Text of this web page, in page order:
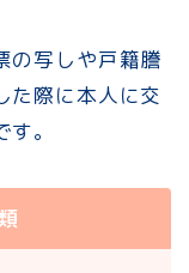
の写しや戸籍謄
た際に本人に交
。